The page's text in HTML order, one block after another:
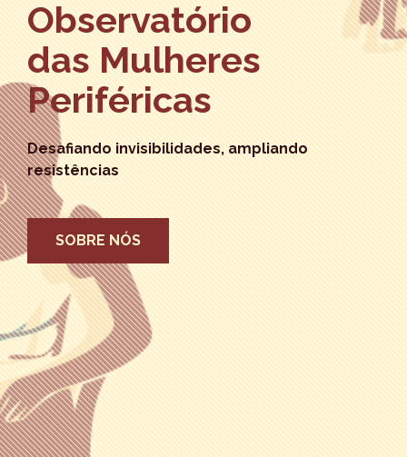
Observatório
das Mulheres
Periféricas
Desafiando invisibilidades, ampliando
resistências
SOBRE NÓS